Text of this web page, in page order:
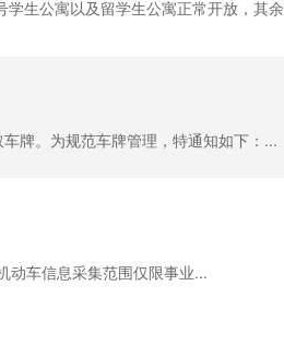
生公寓以及留学生公寓正常开放，其
牌。为规范车牌管理，特通知如下：...
动车信息采集范围仅限事业...